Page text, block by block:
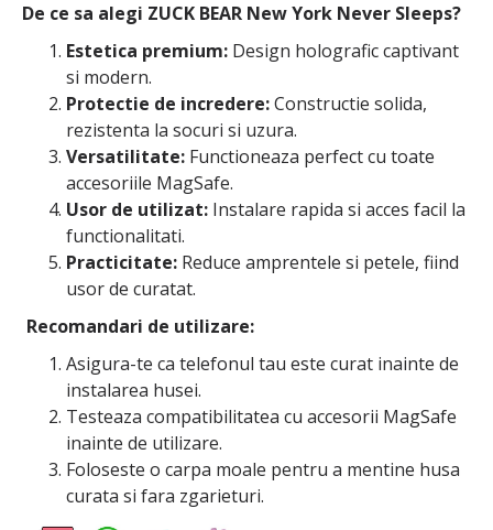
De ce sa alegi ZUCK BEAR New York Never Sleeps?
Estetica premium: Design holografic captivant
si modern.
Protectie de incredere:Constructie solida,
rezistenta la socuri si uzura.
Versatilitate: Functioneaza perfect cu toate
accesoriile MagSafe.
Usor de utilizat: Instalare rapida si acces facil la
functionalitati.
Practicitate: Reduce amprentele si petele, fiind
usor de curatat.
Recomandari de utilizare:
Asigura-te ca telefonul tau este curat inainte de
instalarea husei.
Testeaza compatibilitatea cu accesorii MagSafe
inainte de utilizare.
Foloseste o carpa moale pentru a mentine husa
curata si fara zgarieturi.